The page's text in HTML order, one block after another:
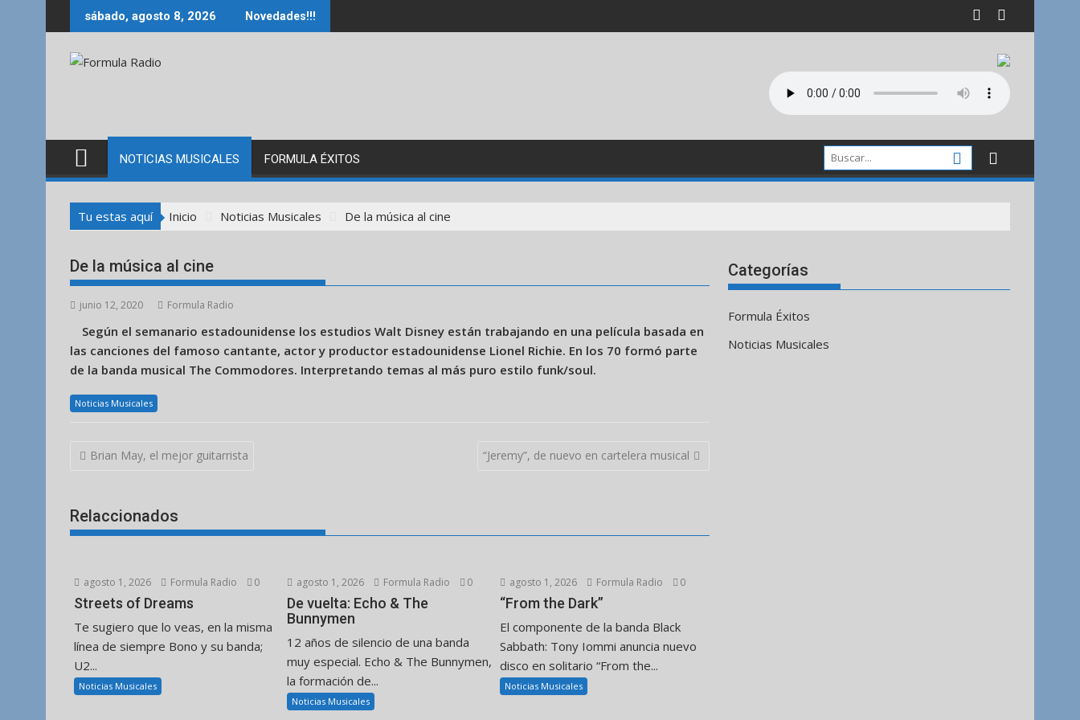
al
sábado, agosto 8, 2026 Novedades!!!
NOTICIAS MUSICALES FORMULA ÉXITOS
Tu estas aquí Inicio Noticias Musicales De la música al cine
De la música al cine
junio 12, 2020 Formula Radio
Según el semanario estadounidense los estudios Walt Disney están trabajando en una película basada en
las canciones del famoso cantante, actor y productor estadounidense Lionel Richie. En los 70 formó parte
de la banda musical The Commodores. Interpretando temas al más puro estilo funk/soul.
Noticias Musicales
Navegación
Brian May, el mejor guitarrista “Jeremy”, de nuevo en cartelera musical
Relaccionados
agosto 1, 2026 Formula Radio 0
Streets of Dreams
Te sugiero que lo veas, en la misma
línea de siempre Bono y su banda;
U2...
Noticias Musicales
agosto 1, 2026 Formula Radio 0
De vuelta: Echo & The
Bunnymen
12 años de silencio de una banda
muy especial. Echo & The Bunnymen,
la formación de...
Noticias Musicales
agosto 1, 2026 Formula Radio 0
“From the Dark”
El componente de la banda Black
Sabbath: Tony Iommi anuncia nuevo
disco en solitario “From the...
Noticias Musicales
Categorías
Formula Éxitos
Noticias Musicales